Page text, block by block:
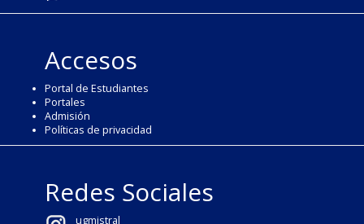
Accesos
Portal de Estudiantes
Portales
Admisión
Políticas de privacidad
Redes Sociales
ugmistral